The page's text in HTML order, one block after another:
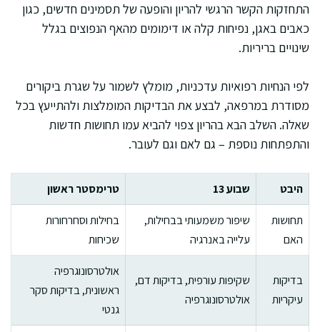
התחזקות הקשר הרגשי להריון והופעה של תסמינים חדשים, כגון
כאבים באגן, נפיחות קלה או דימומים מהאף הנפוצים בגלל
שינויים בריריות.
לפי הנחיות רפואיות עדכניות, מומלץ לשמור על שגרת ביקורים
מסודרת במרפאה, לבצע את הבדיקות המומלצות ולהתייעץ בכל
שאלה. השלב הבא בהריון צפוי להביא עמו תחושות חדשות
והתפתחות נוספת – גם לאם וגם לעובר.
היבט שבוע 13
טרימסטר ראשון
תחושות
האם
שיפור משמעותי בבחילות,
עלייה באנרגיה
בחילות וסחרחורות
שכיחות
בדיקות
עיקריות
שקיפות עורפית, בדיקות דם,
אולטרסונוגרפיה
אולטרסונוגרפיה
ראשונית, בדיקות סקר
גנטי